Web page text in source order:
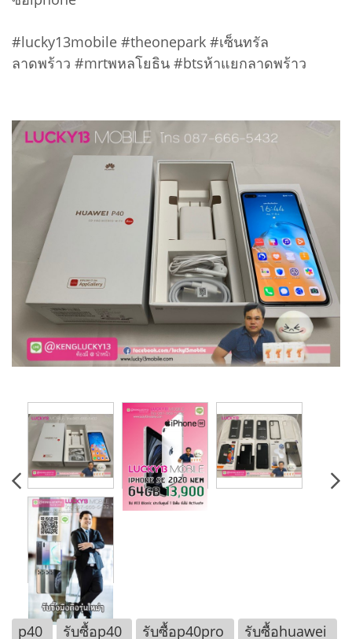
#lucky13mobile #theonepark #เซ็นทรัล
ลาดพร้าว #mrtพหลโยธิน #btsห้าแยกลาดพร้าว
p40 รับซื้อp40 รับซื้อp40pro รับซื้อhuawei